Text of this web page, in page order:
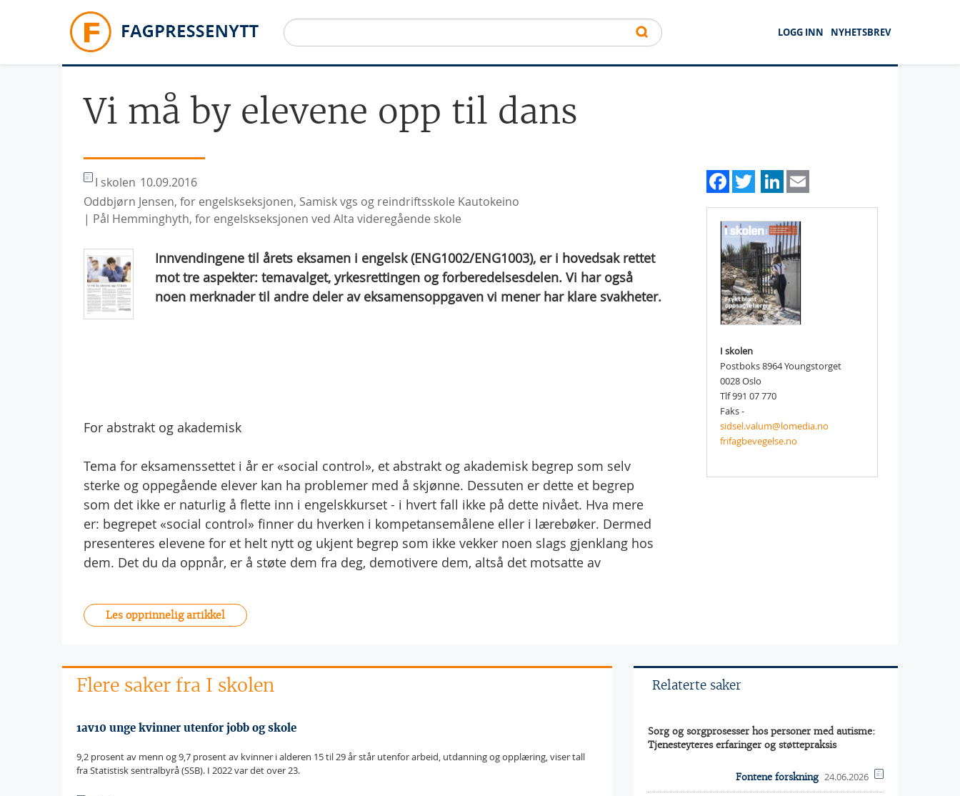
LOGG INN
NYHETSBREV
Vi må by elevene opp til dans
I skolen 10.09.2016
Oddbjørn Jensen, for engelskseksjonen, Samisk vgs og reindriftsskole Kautokeino
| Pål Hemminghyth, for engelskseksjonen ved Alta videregående skole
Innvendingene til årets eksamen i engelsk (ENG1002/ENG1003), er i hovedsak rettet
mot tre aspekter: temavalget, yrkesrettingen og forberedelsesdelen. Vi har også
noen merknader til andre deler av eksamensoppgaven vi mener har klare svakheter.
For abstrakt og akademisk
Tema for eksamenssettet i år er «social control», et abstrakt og akademisk begrep som selv
sterke og oppegående elever kan ha problemer med å skjønne. Dessuten er dette et begrep
som det ikke er naturlig å flette inn i engelskkurset - i hvert fall ikke på dette nivået. Hva mere
er: begrepet «social control» finner du hverken i kompetansemålene eller i lærebøker. Dermed
presenteres elevene for et helt nytt og ukjent begrep som ikke vekker noen slags gjenklang hos
dem. Det du da oppnår, er å støte dem fra deg, demotivere dem, altså det motsatte av
Les opprinnelig artikkel
Facebook
TwitterLinkedIn
I skolen
Postboks 8964 Youngstorget
0028 Oslo
Tlf 991 07 770
Faks -
sidsel.valum@lomedia.no
frifagbevegelse.no
Flere saker fra I skolen
1av10 unge kvinner utenfor jobb og skole
9,2 prosent av menn og 9,7 prosent av kvinner i alderen 15 til 29 år står utenfor arbeid, utdanning og opplæring, viser tall
fra Statistisk sentralbyrå (SSB). I 2022 var det over 23.
Relaterte saker
Sorg og sorgprosesser hos personer med autisme:
Tjenesteyteres erfaringer og støttepraksis
Fontene forskning 24.06.2026